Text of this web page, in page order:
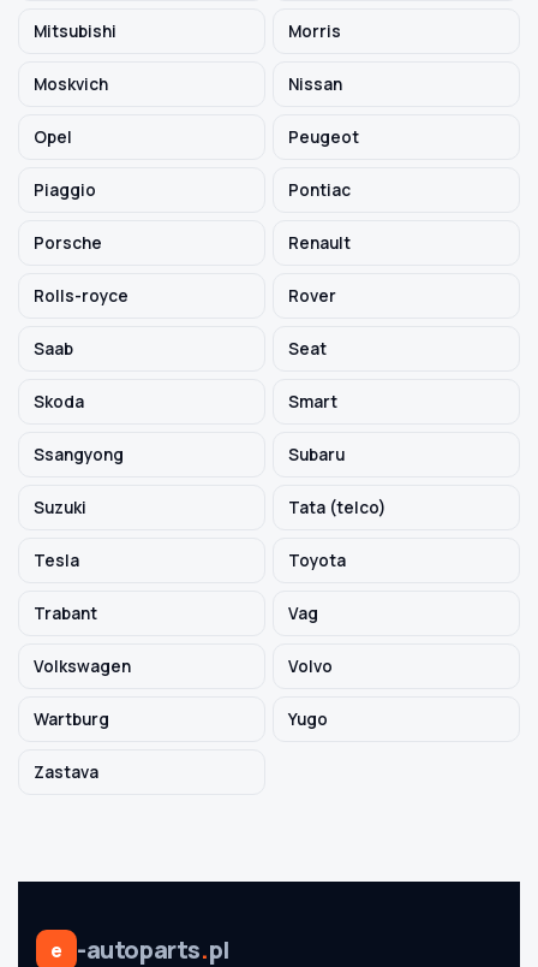
Mitsubishi Morris
Moskvich Nissan
Opel Peugeot
Piaggio Pontiac
Porsche Renault
Rolls-royce Rover
Saab Seat
Skoda Smart
Ssangyong Subaru
Suzuki Tata (telco)
Tesla Toyota
Trabant Vag
Volkswagen Volvo
Wartburg Yugo
Zastava
e -autoparts.pl